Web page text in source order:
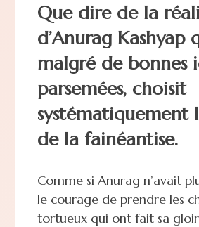
Que dire de la
d’Anurag Kashyap
malgré de bonnes
parsemées, choisit
systématiquement
de la fainéantise.
Comme si Anurag n’avait
le courage de prendre les
tortueux qui ont fait sa